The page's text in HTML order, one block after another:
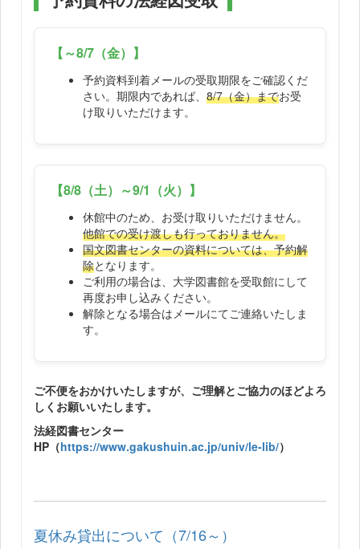
【～8/7（金）】
予約資料到着メールの受取期限をご確認くだ
さい。期限内であれば、 8/7（金）までお受
け取りいただけます。
【8/8（土）～9/1（火）】
休館中のため、お受け取りいただけません。
他館での受け渡しも行っておりません。
国文図書センターの資料については、予約解
除となります。
ご利用の場合は、大学図書館を受取館にして
再度お申し込みください。
解除となる場合はメールにてご連絡いたしま
す。
ご不便をおかけいたしますが、ご理解とご協力のほどよろ
しくお願いいたします。
法経図書センター
HP（https://www.gakushuin.ac.jp/univ/le-lib/）
夏休み貸出について（7/16～）